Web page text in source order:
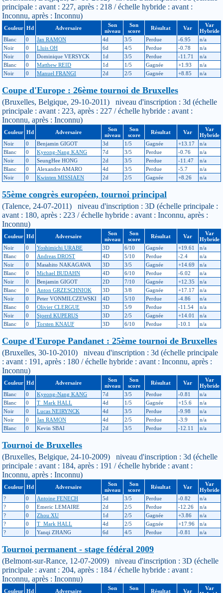
principale : avant : 227, après : 218 / échelle hybride : avant :
Inconnu, après : Inconnu)
Couleur Hd Adversaire
Son
niveau
Son
score
Résultat Var
Var
Hybride
Blanc
0 Jan RAMON 4d 3/5 Perdue -6.95
n/a
Noir
0 Lluis OH 6d 4/5 Perdue -0.78
n/a
Noir
0 Dominique VERSYCK 1d 3/5 Perdue -11.71
n/a
Blanc
0 Matthew REID 1d 1/5 Gagnée +1.93
n/a
Noir
0 Manuel FRANGI 2d 2/5 Gagnée +8.85 n/a
Coupe d'Europe : 26ème tournoi de Bruxelles
(Bruxelles, Belgique, 29-10-2011) niveau d'inscription : 3d (échelle
principale : avant : 223, après : 227 / échelle hybride : avant :
Inconnu, après : Inconnu)
Couleur Hd Adversaire
Son
niveau
Son
score
Résultat Var
Var
Hybride
Noir
0 Benjamin GIGOT 3d 1/5 Gagnée +13.17
n/a
Blanc
0 Kyeong-Nang KANG 7d 3/5 Perdue -0.76
n/a
Noir
0 SeungHee HONG 2d 3/5 Perdue -11.47
n/a
Blanc
0 Alexandre AMARO 4d 3/5 Perdue -5.7
n/a
Noir
0 Kwinten MISSIAEN 2d 2/5 Gagnée +8.26 n/a
55ème congrès européen, tournoi principal
(Talence, 24-07-2011) niveau d'inscription : 3D (échelle principale :
avant : 180, après : 223 / échelle hybride : avant : Inconnu, après :
Inconnu)
Couleur Hd Adversaire
Son
niveau
Son
score
Résultat Var
Var
Hybride
Noir
0 Yoshimichi URABE 3D 6/10 Gagnée +19.61
n/a
Blanc
0 Andreas DROST 4D 5/10 Perdue -2.4
n/a
Noir
0 Masahito NAKAGAWA 3D 3/5 Gagnée +14.69
n/a
Blanc
0 Michael BUDAHN 4D 6/10 Perdue -6.02
n/a
Noir
0 Benjamin GIGOT 2D 7/10 Gagnée +12.35
n/a
Blanc
0 Anton GRZESCHNIOK 3D 3/8 Gagnée +17.17
n/a
Noir
0 Peter VONMILCZEWSKI 4D 5/10 Perdue -4.86
n/a
Blanc
0 Olivier CLERGUE 3D 5/9 Perdue -11.54
n/a
Noir
0 Sjoerd KUPERUS 3D 2/5 Gagnée +14.01
n/a
Blanc
0 Torsten KNAUF 3D 6/10 Perdue -10.1 n/a
Coupe d'Europe Pandanet : 25ème tournoi de Bruxelles
(Bruxelles, 30-10-2010) niveau d'inscription : 3d (échelle principale
: avant : 191, après : 180 / échelle hybride : avant : Inconnu, après :
Inconnu)
Couleur Hd Adversaire
Son
niveau
Son
score
Résultat Var
Var
Hybride
Blanc
0 Kyeong-Nang KANG 7d 3/5 Perdue -0.81
n/a
Blanc
0 T_Mark HALL 4d 1/5 Gagnée +15.6
n/a
Noir
0 Lucas NEIRYNCK 4d 3/5 Perdue -9.98
n/a
Noir
0 Jan RAMON 4d 2/5 Perdue -3.9
n/a
Blanc
0 Kevin SBAI 2d 3/5 Perdue -12.11 n/a
Tournoi de Bruxelles
(Bruxelles, Belgique, 24-10-2009) niveau d'inscription : 3d (échelle
principale : avant : 184, après : 191 / échelle hybride : avant :
Inconnu, après : Inconnu)
Couleur Hd Adversaire
Son
niveau
Son
score
Résultat Var
Var
Hybride
?
0 Antoine FENECH 5d 3/5 Perdue -0.82
n/a
?
0 Emeric LEMAIRE 2d 2/5 Perdue -12.26
n/a
?
0 Zhou XU 1d 2/5 Gagnée +3.86
n/a
?
0 T_Mark HALL 4d 2/5 Gagnée +17.96
n/a
?
0 Yanqi ZHANG 6d 4/5 Perdue -0.81 n/a
Tournoi permanent - stage fédéral 2009
(Belmont-sur-Rance, 12-07-2009) niveau d'inscription : 3D (échelle
principale : avant : 204, après : 184 / échelle hybride : avant :
Inconnu, après : Inconnu)
Couleur Hd Adversaire
Son
Son
Résultat Var
Var